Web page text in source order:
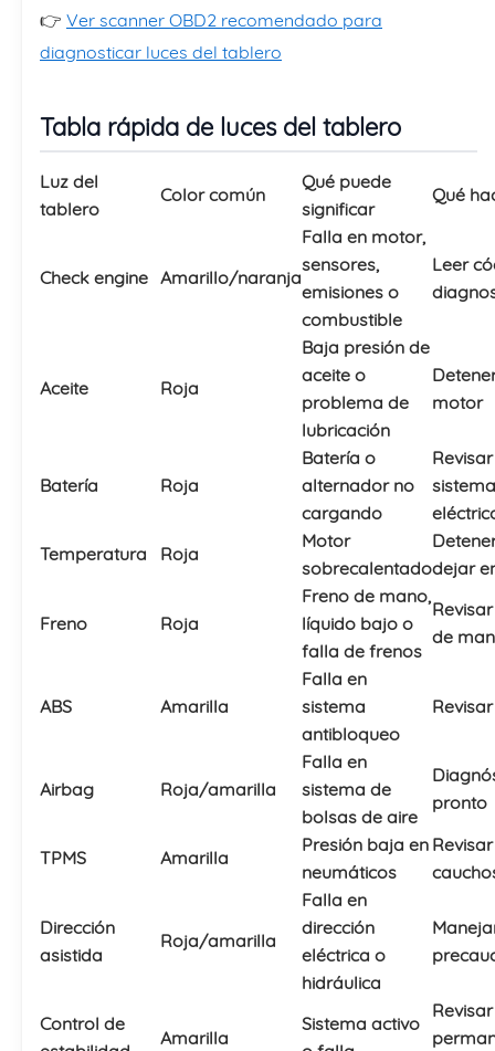
👉 Ver scanner OBD2 recomendado para
diagnosticar luces del tablero
Tabla rápida de luces del tablero
Luz del
tablero
Color común
Qué puede
significar
Qué
Check engine Amarillo/naranja
Falla en motor,
sensores,
emisiones o
combustible
Leer
Aceite Roja
Baja presión de
aceite o
problema de
lubricación
motor
Batería Roja
Batería o
alternador no
cargando
Revisar
sistema
Temperatura
Roja
Motor
sobrecalentadodejar
Freno Roja
Freno de mano,
líquido bajo o
falla de frenos
de
ABS Amarilla
Falla en
sistema
antibloqueo
Airbag Roja/amarilla
Falla en
sistema de
bolsas de aire
pronto
TPMS Amarilla
Presión baja en
neumáticos
Dirección
asistida
Roja/amarilla
Falla en
dirección
eléctrica o
hidráulica
Control de
Amarilla
Sistema activo